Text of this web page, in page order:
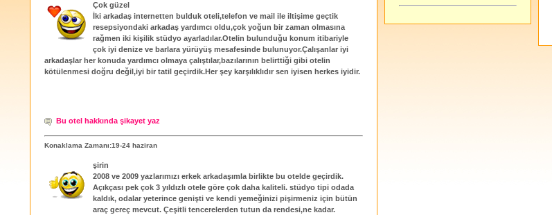
Çok güzel
İki arkadaş internetten bulduk oteli,telefon ve mail ile iltişime geçtik
resepsiyondaki arkadaş yardımcı oldu,çok yoğun bir zaman olmasına
rağmen iki kişilik stüdyo ayarladılar.Otelin bulunduğu konum itibariyle
çok iyi denize ve barlara yürüyüş mesafesinde bulunuyor.Çalışanlar iyi
arkadaşlar her konuda yardımcı olmaya çalıştılar,bazılarının belirttiği gibi otelin
kötülenmesi doğru değil,iyi bir tatil geçirdik.Her şey karşılıklıdır sen iyisen herkes iyidir.
Bu otel hakkında şikayet yaz
Konaklama Zamanı:19-24 haziran
şirin
2008 ve 2009 yazlarımızı erkek arkadaşımla birlikte bu otelde geçirdik.
Açıkçası pek çok 3 yıldızlı otele göre çok daha kaliteli. stüdyo tipi odada
kaldık, odalar yeterince genişti ve kendi yemeğinizi pişirmeniz için bütün
araç gereç mevcut. Çeşitli tencerelerden tutun da rendesi,ne kadar.